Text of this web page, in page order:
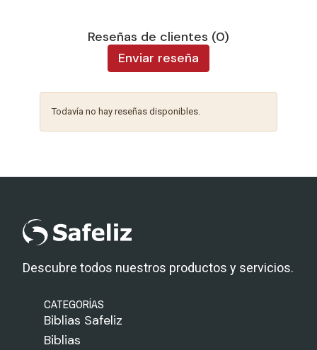
Reseñas de clientes (0)
Enviar reseña
Todavía no hay reseñas disponibles.
Descubre todos nuestros productos y servicios.
CATEGORÍAS
Biblias Safeliz
Biblias